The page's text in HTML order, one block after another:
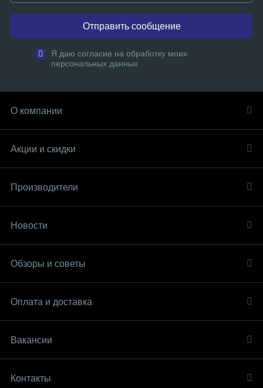
Отправить сообщение
Я даю согласие на обработку моих
персональных данных
О компании
Акции и скидки
Производители
Новости
Обзоры и советы
Оплата и доставка
Вакансии
Контакты